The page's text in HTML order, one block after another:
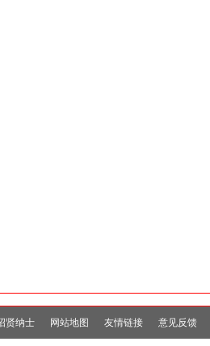
贤纳士 网站地图 友情链接 意见反馈